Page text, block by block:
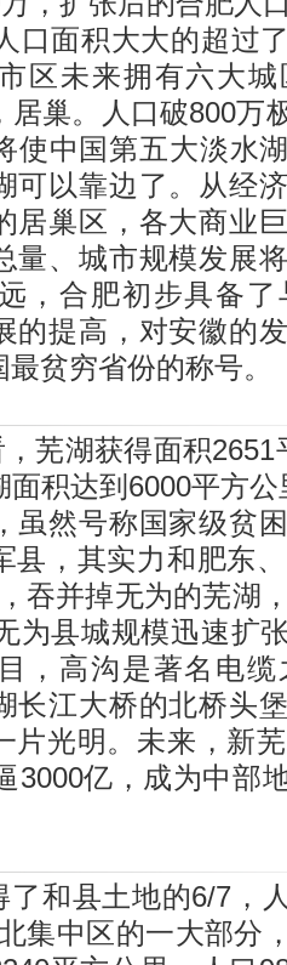
口面积大大的超过
区未来拥有六大
居巢。人口破800万
使中国第五大淡
可以靠边了。从经
居巢区，各大商业
量、城市规模发展
，合肥初步具备
的提高，对安徽的
贫穷省份的称号。
湖获得面积2651
积达到6000平方
虽然号称国家级贫
县，其实力和肥东
吞并掉无为的芜湖
为县城规模迅速扩
，高沟是著名电
长江大桥的北桥头
片光明。未来，新
3000亿，成为中部
县土地的6/7，人
集中区的一大部分